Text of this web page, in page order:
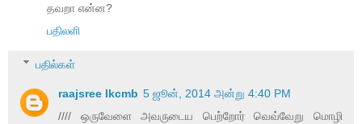
தவறா என்ன?
பதிலளி
பதில்கள்
raajsree lkcmb 5 ஜூன், 2014 அன்று 4:40 PM
//// ஒருவேளை அவருடைய பெற்றோர் வெவ்வேறு மொழி